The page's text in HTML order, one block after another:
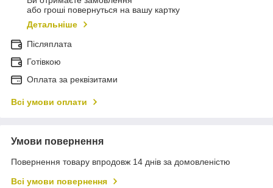
або гроші повернуться на вашу картку
Детальніше
Післяплата
Готівкою
Оплата за реквізитами
Всі умови оплати
Умови повернення
Повернення товару впродовж 14 днів за домовленістю
Всі умови повернення